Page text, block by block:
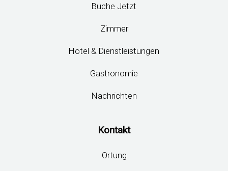
Buche Jetzt
Zimmer
Hotel & Dienstleistungen
Gastronomie
Nachrichten
Kontakt
Ortung